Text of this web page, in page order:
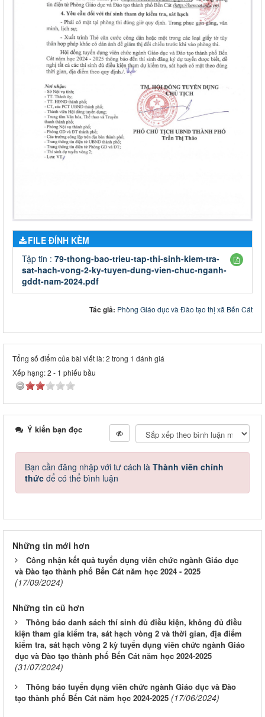
FILE ĐÍNH KÈM
Tập tin : 79-thong-bao-trieu-tap-thi-sinh-kiem-tra-
sat-hach-vong-2-ky-tuyen-dung-vien-chuc-nganh-
gddt-nam-2024.pdf
Tác giả: Phòng Giáo dục và Đào tạo thị xã Bến Cát
Tổng số điểm của bài viết là: 2 trong 1 đánh giá
Xếp hạng:2 - 1 phiếu bầu
Ý kiến bạn đọc
Bạn cần đăng nhập với tư cách là Thành viên chính
thức để có thể bình luận
Những tin mới hơn
Công nhận kết quả tuyển dụng viên chức ngành Giáo dục
và Đào tạo thành phố Bến Cát năm học 2024 - 2025
(17/09/2024)
Những tin cũ hơn
Thông báo danh sách thí sinh đủ điều kiện, không đủ điều
kiện tham gia kiểm tra, sát hạch vòng 2 và thời gian, địa điểm
kiểm tra, sát hạch vòng 2 kỳ tuyển dụng viên chức ngành Giáo
dục và Đào tạo thành phố Bến Cát năm học 2024-2025
(31/07/2024)
Thông báo tuyển dụng viên chức ngành Giáo dục và Đào
tạo thành phố Bến Cát năm học 2024-2025 (17/06/2024)